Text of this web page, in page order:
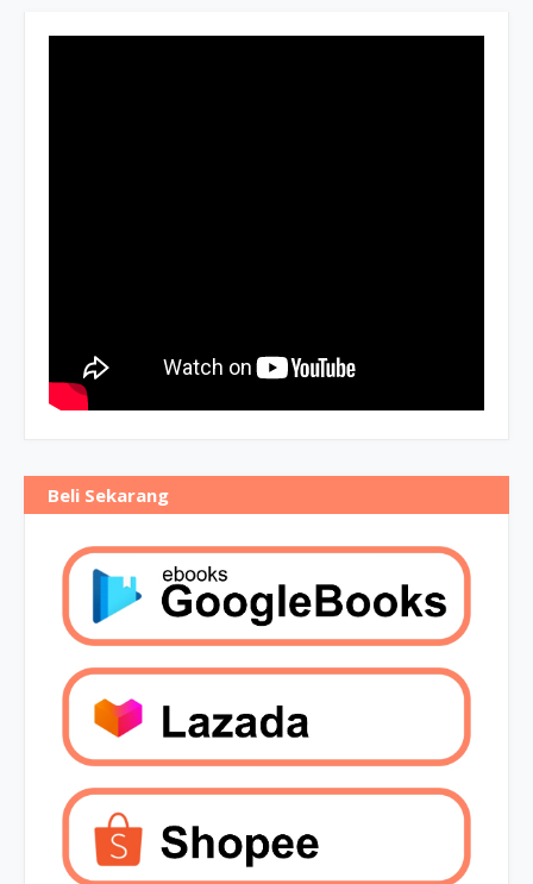
Beli Sekarang